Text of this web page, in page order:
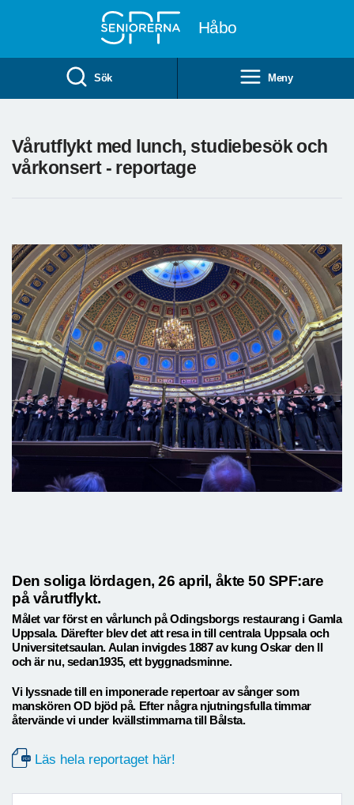
Håbo
Sök Meny
Vårutflykt med lunch, studiebesök och
vårkonsert - reportage
Den soliga lördagen, 26 april, åkte 50 SPF:are
på vårutflykt.
Målet var först en vårlunch på Odingsborgs restaurang i Gamla
Uppsala. Därefter blev det att resa in till centrala Uppsala och
Universitetsaulan. Aulan invigdes 1887 av kung Oskar den II
och är nu, sedan1935, ett byggnadsminne.
Vi lyssnade till en imponerade repertoar av sånger som
manskören OD bjöd på. Efter några njutningsfulla timmar
återvände vi under kvällstimmarna till Bålsta.
Läs hela reportaget här!